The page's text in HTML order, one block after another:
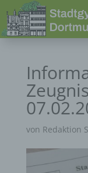
von Redaktion